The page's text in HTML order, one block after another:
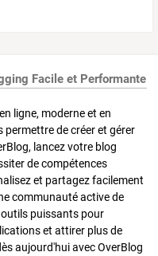
Facile et Performante
ligne, moderne et en
de créer et gérer
lancez votre blog
de compétences
et partagez facilement
communauté active de
puissants pour
et attirer plus de
aujourd'hui avec OverBlog